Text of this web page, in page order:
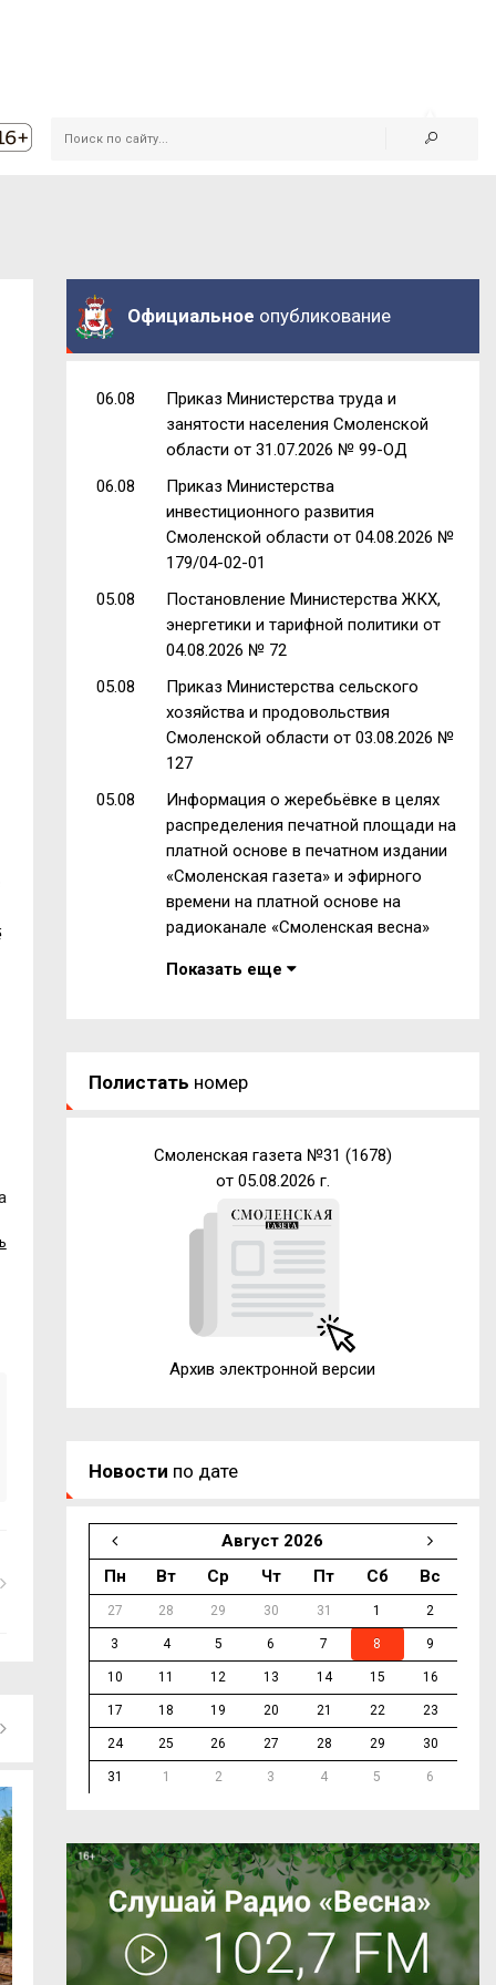
Официальное опубликование
06.08
Приказ Министерства труда и
занятости населения Смоленской
области от 31.07.2026 № 99-ОД
06.08
Приказ Министерства
инвестиционного развития
Смоленской области от 04.08.2026 №
179/04-02-01
05.08
Постановление Министерства ЖКХ,
энергетики и тарифной политики от
04.08.2026 № 72
05.08
Приказ Министерства сельского
хозяйства и продовольствия
Смоленской области от 03.08.2026 №
127
05.08
Информация о жеребьёвке в целях
распределения печатной площади на
платной основе в печатном издании
«Смоленская газета» и эфирного
времени на платной основе на
радиоканале «Смоленская весна»
Показать еще
Полистать номер
Смоленская газета №31 (1678)
от 05.08.2026 г.
Архив электронной версии
Новости по дате
Август 2026
Пн
Вт Ср Чт Пт Сб Вс
27 28 29 30 31 1 2
3 4 5 6 7 8 9
10 11 12 13 14 15 16
17 18 19 20 21 22 23
24 25 26 27 28 29 30
31 1 2 3 4 5 6